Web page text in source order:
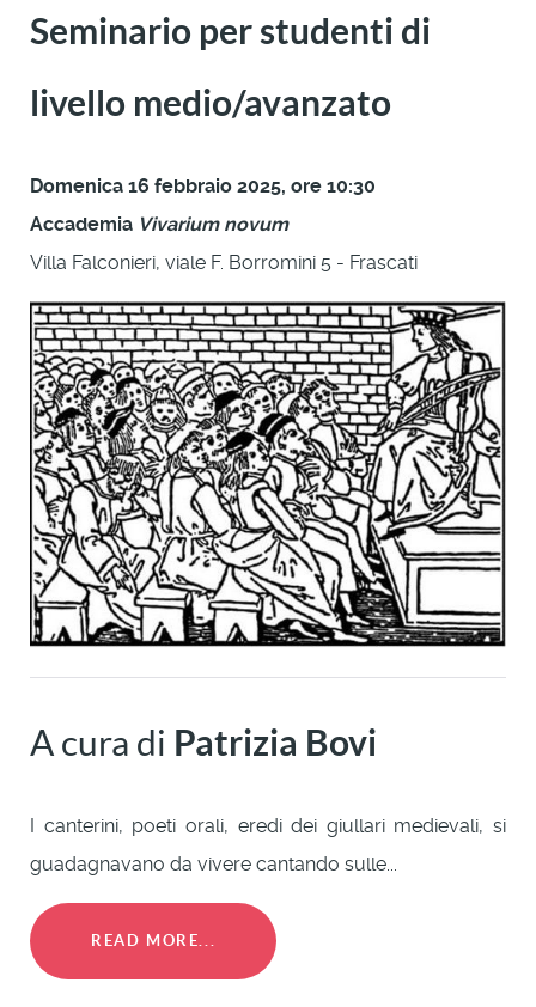
Seminario per studenti di
livello medio/avanzato
Domenica 16 febbraio 2025, ore 10:30
Accademia Vivarium novum
Villa Falconieri, viale F. Borromini 5 - Frascati
A cura di Patrizia Bovi
I canterini, poeti orali, eredi dei giullari medievali, si
guadagnavano da vivere cantando sulle...
READ MORE...